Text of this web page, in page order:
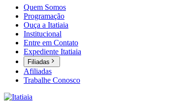
Quem Somos
Programação
Ouça a Itatiaia
Institucional
Entre em Contato
Expediente Itatiaia
Filiadas
Afiliadas
Trabalhe Conosco